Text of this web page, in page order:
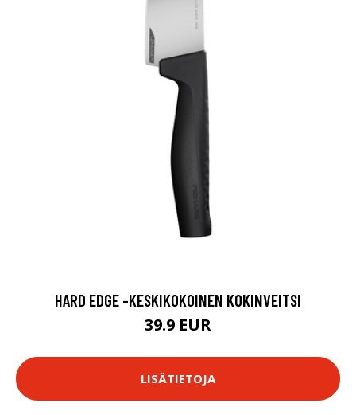
HARD EDGE -KESKIKOKOINEN KOKINVEITSI
39.9 EUR
LISÄTIETOJA